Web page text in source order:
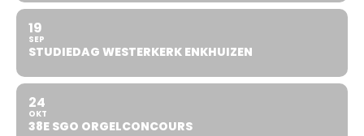
19
SEP
STUDIEDAG WESTERKERK ENKHUIZEN
24
OKT
38E SGO ORGELCONCOURS